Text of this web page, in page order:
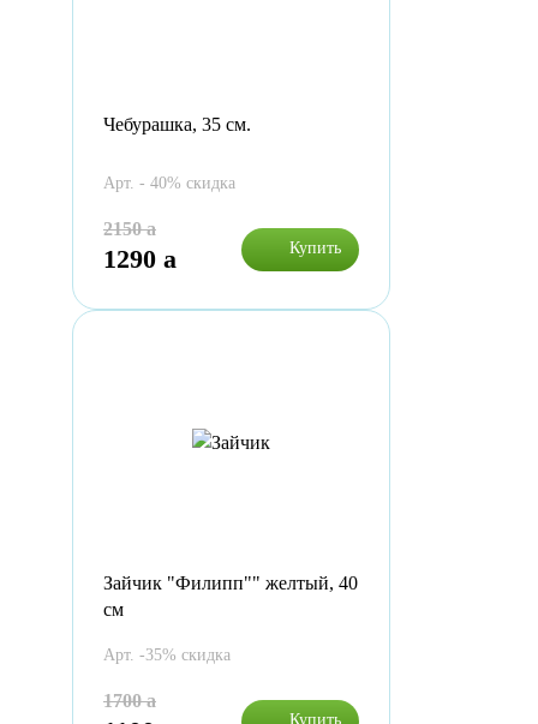
Чебурашка, 35 см.
Арт. - 40% скидка
2150a
1290 a Купить
Зайчик "Филипп"" желтый, 40
см
Арт. -35% скидка
1700a
Купить